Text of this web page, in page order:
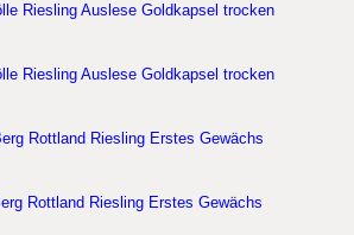
Riesling Auslese Goldkapsel trocken
Riesling Auslese Goldkapsel trocken
Rottland Riesling Erstes Gewächs
Rottland Riesling Erstes Gewächs